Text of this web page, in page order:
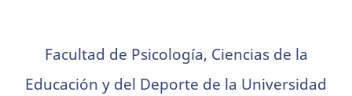
Facultad de Psicología, Ciencias de la
Educación y del Deporte de la Universidad